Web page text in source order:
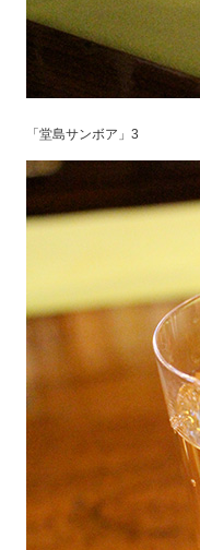
「堂島サンボア」3